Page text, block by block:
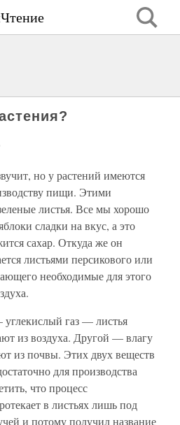
но у растений имеются
пищи. Этими
листья. Все мы хорошо
сладки на вкус, а это
сахар. Откуда же он
листьями персикового или
необходимые для этого
газ — листья
из воздуха. Другой — влагу
из почвы. Этих двух веществ
для производства
что процесс
в листьях лишь под
и потому получил название